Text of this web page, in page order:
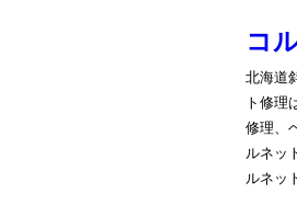
コ
北海道
ト修理
修理、
ルネッ
ルネッ